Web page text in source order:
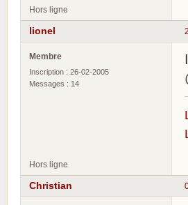
Hors ligne
lionel
Membre
Inscription : 26-02-2005
Messages : 14
Hors ligne
Christian